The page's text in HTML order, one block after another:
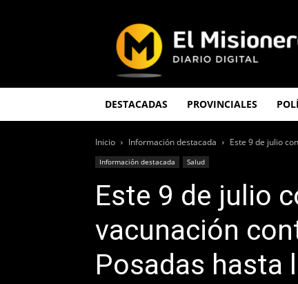
Misionero
DESTACADAS PROVINCIALES
Inicio Información destacada Este 9 de julio
Información destacada Salud
Este 9 de julio
vacunación
Posadas hasta